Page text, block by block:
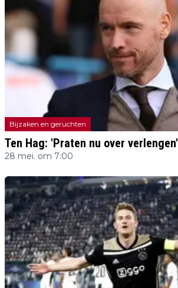
Bijzaken en geruchten
Ten Hag: 'Praten nu over verlengen'
28 mei. om 7:00